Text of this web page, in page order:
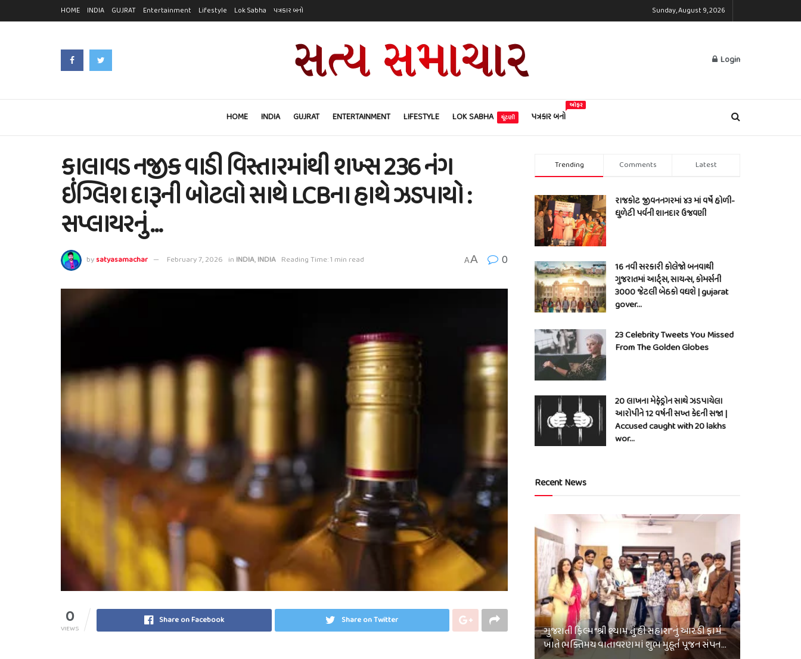
HOME INDIA GUJRAT Entertainment Lifestyle Lok Sabha પત્રકાર બનો Sunday, August 9, 2026
Login
HOME INDIA GUJRAT ENTERTAINMENT LIFESTYLE LOK SABHA ચૂંટણી પત્રકાર બનો
ઓફર
કાલાવડ નજીક વાડી વિસ્તારમાંથી શખ્સ 236 નંગ
ઇંગ્લિશ દારૂની બોટલો સાથે LCBના હાથે ઝડપાયો :
સપ્લાયરનું …
bysatyasamachar February 7, 2026 in INDIA,INDIA Reading Time: 1 min read AA 0
0
VIEWS
Share on Facebook Share on Twitter
Trending Comments Latest
રાજકોટ જીવનનગરમાં ૪૩ માં વર્ષે હોળી-
ધુળેટી પર્વની શાનદાર ઉજવણી
16 નવી સરકારી કોલેજો બનવાથી
ગુજરાતમાં આર્ટ્સ, સાયન્સ, કોમર્સની
3000 જેટલી બેઠકો વધશે | gujarat
gover…
23 Celebrity Tweets You Missed
From The Golden Globes
20 લાખના મેફેડ્રોન સાથે ઝડપાયેલા
આરોપીને 12 વર્ષની સખ્ત કેદની સજા |
Accused caught with 20 lakhs
wor…
Recent News
ગુજરાતી ફિલ્મ “શ્રી શ્યામ તું હી સહારા”નું આર.ડી ફાર્મ
ખાતે ભક્તિમય વાતાવરણમાં શુભ મુહૂર્ત પૂજન સંપન…